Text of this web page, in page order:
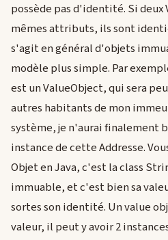
possède pas d'identité. Si deux
mêmes attributs, ils sont
s'agit en général d'objets
modèle plus simple. Par
est un ValueObject, qui sera
autres habitants de mon
système, je n'aurai finalement
instance de cette Addresse.
Objet en Java, c'est la class
immuable, et c'est bien sa
sortes son identité. Un value
valeur, il peut y avoir 2